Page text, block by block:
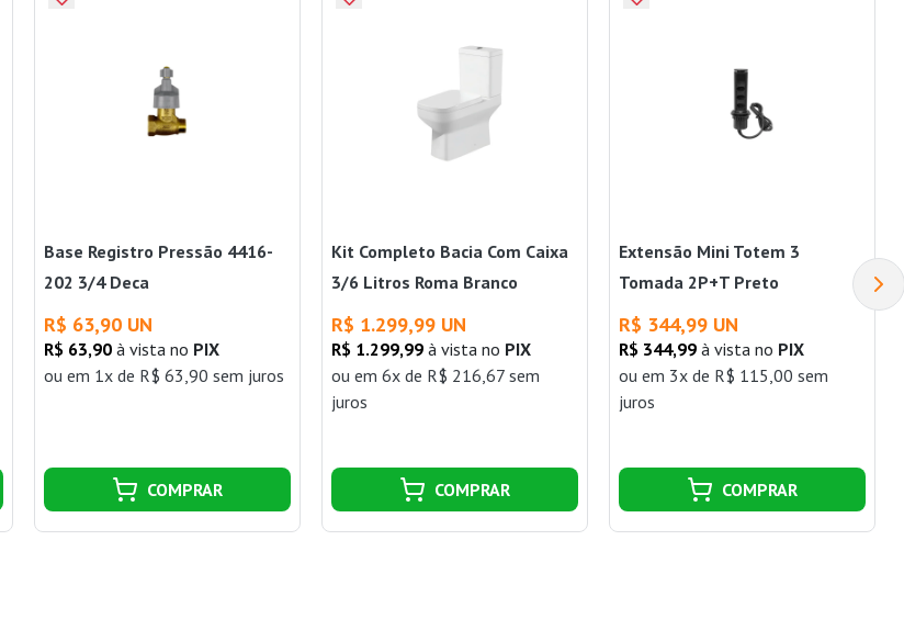
Base Registro Pressão 4416-
202 3/4 Deca
R$ 63,90 UN
R$ 63,90 à vista no PIX
ou em 1x de R$ 63,90 sem juros
COMPRAR
Kit Completo Bacia Com Caixa
3/6 Litros Roma Branco
R$ 1.299,99 UN
R$ 1.299,99 à vista no PIX
ou em 6x de R$ 216,67 sem
juros
COMPRAR
Extensão Mini Totem 3
Tomada 2P+T Preto
R$ 344,99 UN
R$ 344,99 à vista no PIX
ou em 3x de R$ 115,00 sem
juros
COMPRAR